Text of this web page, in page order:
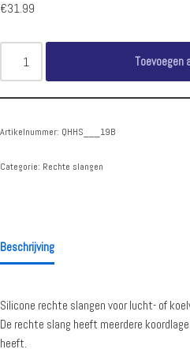
€31.99
Toevoegen
Artikelnummer: QHHS___19B
Categorie: Rechte slangen
Beschrijving
Silicone rechte slangen voor lucht- of
De rechte slang heeft meerdere
heeft.